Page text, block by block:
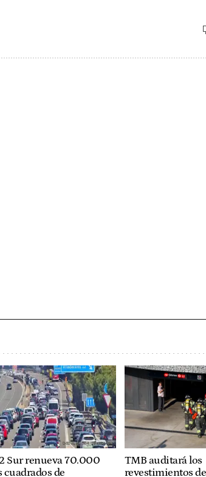
Sur renueva 70.000
cuadrados de
TMB auditará los
revestimientos